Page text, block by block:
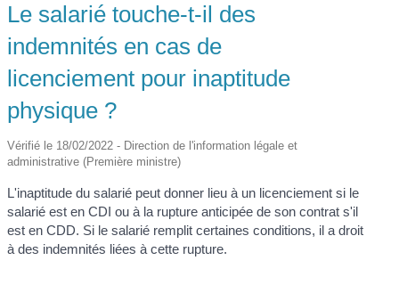
Le salarié touche-t-il des
indemnités en cas de
licenciement pour inaptitude
physique ?
Vérifié le 18/02/2022 - Direction de l'information légale et
administrative (Première ministre)
L'inaptitude du salarié peut donner lieu à un licenciement si le
salarié est en CDI ou à la rupture anticipée de son contrat s'il
est en CDD. Si le salarié remplit certaines conditions, il a droit
à des indemnités liées à cette rupture.